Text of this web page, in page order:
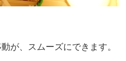
が、スムーズにできます。